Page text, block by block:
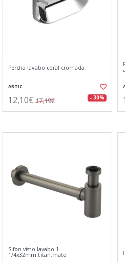
Percha lavabo coral cromada
ARTIC
12,10€ 17,19€ - 30%
Sifon visto lavabo 1-
1/4x32mm.titan.mate